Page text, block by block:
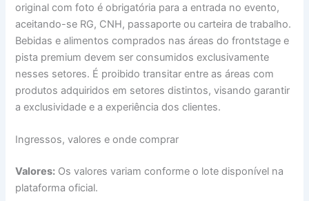
original com foto é obrigatória para a entrada no evento,
aceitando-se RG, CNH, passaporte ou carteira de trabalho.
Bebidas e alimentos comprados nas áreas do frontstage e
pista premium devem ser consumidos exclusivamente
nesses setores. É proibido transitar entre as áreas com
produtos adquiridos em setores distintos, visando garantir
a exclusividade e a experiência dos clientes.
Ingressos, valores e onde comprar
Valores: Os valores variam conforme o lote disponível na
plataforma oficial.